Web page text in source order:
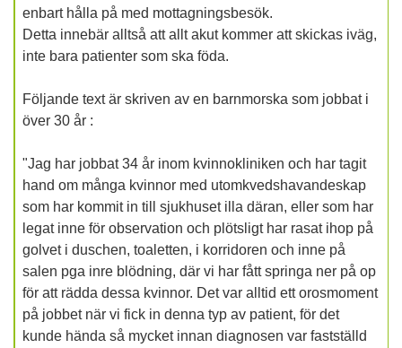
enbart hålla på med mottagningsbesök.
Detta innebär alltså att allt akut kommer att skickas iväg,
inte bara patienter som ska föda.
Följande text är skriven av en barnmorska som jobbat i
över 30 år :
"Jag har jobbat 34 år inom kvinnokliniken och har tagit
hand om många kvinnor med utomkvedshavandeskap
som har kommit in till sjukhuset illa däran, eller som har
legat inne för observation och plötsligt har rasat ihop på
golvet i duschen, toaletten, i korridoren och inne på
salen pga inre blödning, där vi har fått springa ner på op
för att rädda dessa kvinnor. Det var alltid ett orosmoment
på jobbet när vi fick in denna typ av patient, för det
kunde hända så mycket innan diagnosen var fastställd